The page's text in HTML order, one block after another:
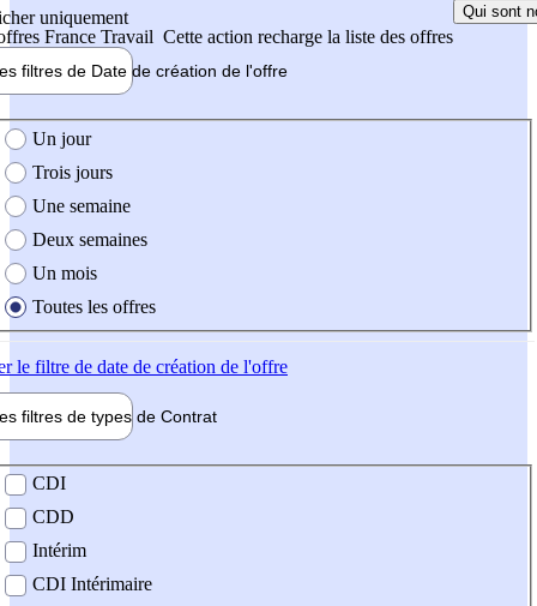
uniquement
France Travail Cette action recharge la liste des offres
Qui sont
filtres de Date de création de l'offre
création de l'offre
Un jour
Trois jours
Une semaine
Deux semaines
Un mois
Toutes les offres
le filtre de date de création de l'offre
filtres de types de Contrat
contrat
CDI
CDD
Intérim
CDI Intérimaire